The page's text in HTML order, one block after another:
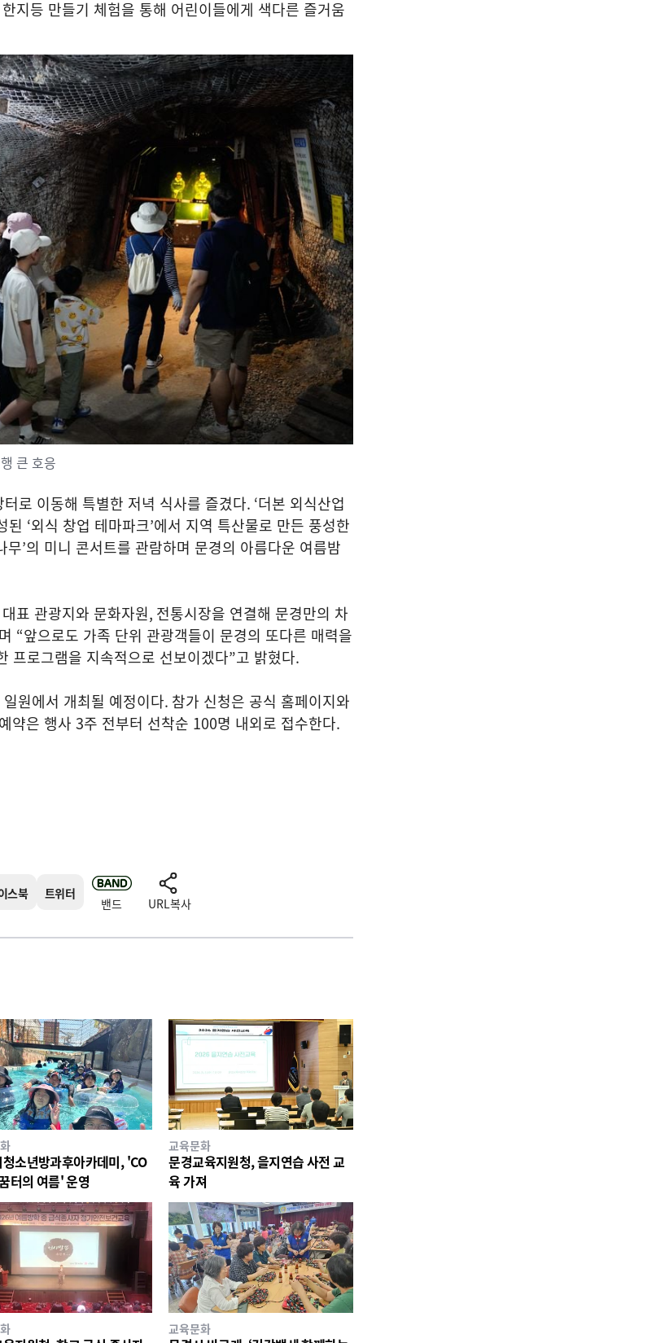
지등 만들기 체험을 통해 어린이들에게 색다른 즐거움
큰 호응
로 이동해 특별한 저녁 식사를 즐겼다. ‘더본 외식산업
된 ‘외식 창업 테마파크’에서 지역 특산물로 만든 풍성한
무’의 미니 콘서트를 관람하며 문경의 아름다운 여름밤
표 관광지와 문화자원, 전통시장을 연결해 문경만의 차
며 “앞으로도 가족 단위 관광객들이 문경의 또다른 매력을
프로그램을 지속적으로 선보이겠다”고 밝혔다.
원에서 개최될 예정이다. 참가 신청은 공식 홈페이지와
약은 행사 3주 전부터 선착순 100명 내외로 접수한다.
스북 트위터
밴드 URL복사
소년방과후아카데미, 'CO
터의 여름' 운영
교육문화
문경교육지원청, 을지연습 사전 교
육 가져
교육문화